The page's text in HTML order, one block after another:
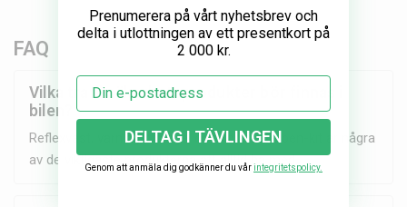
FAQ
Vilka trafiksäkerhetsprodukter bör finnas i
bilen?
Reflexväst, varningstriangel och första hjälpen-kit är några
av de viktigaste produkterna att alltid ha med.
Prenumerera på vårt nyhetsbrev och
delta i utlottningen av ett presentkort på
2 000 kr.
Email
DELTAG I TÄVLINGEN
Genom att anmäla dig godkänner du vårintegritetspolicy.